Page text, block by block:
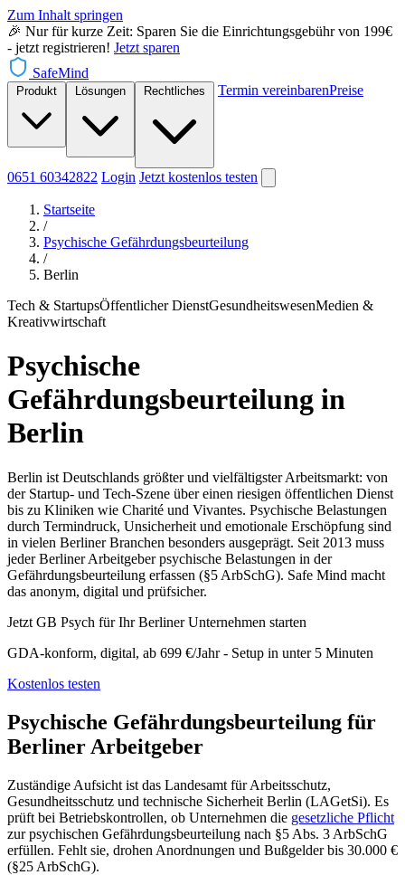
Zum Inhalt springen
🎉 Nur für kurze Zeit: Sparen Sie die Einrichtungsgebühr von 199€
- jetzt registrieren! Jetzt sparen
SafeMind
Termin vereinbarenPreise
0651 60342822 Login Jetzt kostenlos testen
Startseite
/
Psychische Gefährdungsbeurteilung
/
Berlin
Tech & StartupsÖffentlicher DienstGesundheitswesenMedien &
Kreativwirtschaft
Psychische
Gefährdungsbeurteilung in
Berlin
Berlin ist Deutschlands größter und vielfältigster Arbeitsmarkt: von
der Startup- und Tech-Szene über einen riesigen öffentlichen Dienst
bis zu Kliniken wie Charité und Vivantes. Psychische Belastungen
durch Termindruck, Unsicherheit und emotionale Erschöpfung sind
in vielen Berliner Branchen besonders ausgeprägt. Seit 2013 muss
jeder Berliner Arbeitgeber psychische Belastungen in der
Gefährdungsbeurteilung erfassen (§5 ArbSchG). Safe Mind macht
das anonym, digital und prüfsicher.
Jetzt GB Psych für Ihr Berliner Unternehmen starten
GDA-konform, digital, ab 699 €/Jahr - Setup in unter 5 Minuten
Kostenlos testen
Psychische Gefährdungsbeurteilung für
Berliner Arbeitgeber
Zuständige Aufsicht ist das Landesamt für Arbeitsschutz,
Gesundheitsschutz und technische Sicherheit Berlin (LAGetSi). Es
prüft bei Betriebskontrollen, ob Unternehmen die gesetzliche Pflicht
zur psychischen Gefährdungsbeurteilung nach §5 Abs. 3 ArbSchG
erfüllen. Fehlt sie, drohen Anordnungen und Bußgelder bis 30.000 €
(§25 ArbSchG).